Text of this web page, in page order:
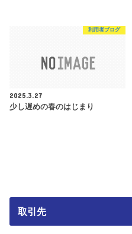
利用者ブログ
2025.3.27
少し遅めの春のはじまり
取引先